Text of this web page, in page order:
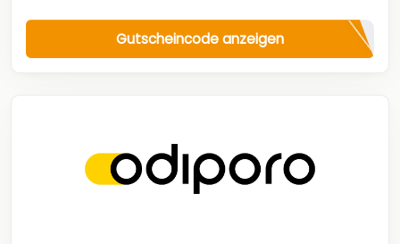
Gutscheincode anzeigen